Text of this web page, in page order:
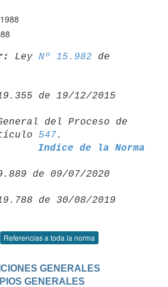
Ley Nº 15.982 de
547
Indice de la Norma
de 09/07/2020
Referencias a toda la norma
GENERALES
GENERALES